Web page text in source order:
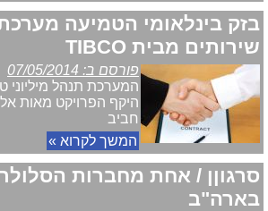
בזק בינלאומי הטמיעה
שירותים מבית TIBCO
פורסם ב: 07/05/2014
המערכת תנהל מיליוני
היקף הפרויקט מאות
חביב
המשך לקרוא »
סרגוןן / אחת מחברות
בארה"ב